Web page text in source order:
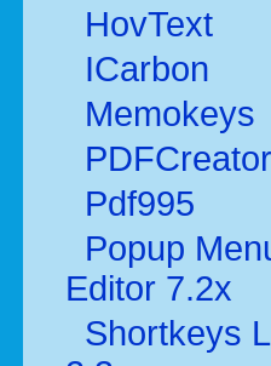
HovText
ICarbon
Memokeys
Pdf995
Popup
Editor 7.2x
Shortkeys